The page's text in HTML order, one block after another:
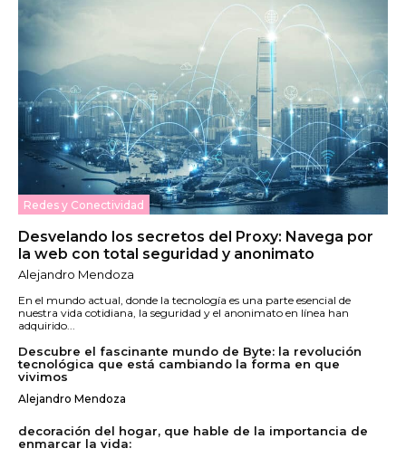
Redes y Conectividad
Desvelando los secretos del Proxy: Navega por
la web con total seguridad y anonimato
Alejandro Mendoza
En el mundo actual, donde la tecnología es una parte esencial de
nuestra vida cotidiana, la seguridad y el anonimato en línea han
adquirido...
Descubre el fascinante mundo de Byte: la revolución
tecnológica que está cambiando la forma en que
vivimos
Alejandro Mendoza
decoración del hogar, que hable de la importancia de
enmarcar la vida: